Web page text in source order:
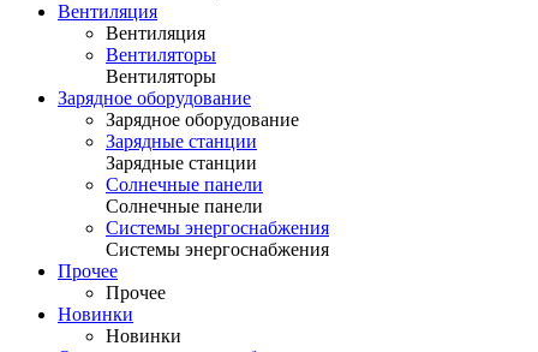
Вентиляция
Вентиляция
Вентиляторы
Вентиляторы
Зарядное оборудование
Зарядное оборудование
Зарядные станции
Зарядные станции
Солнечные панели
Солнечные панели
Системы энергоснабжения
Системы энергоснабжения
Прочее
Прочее
Новинки
Новинки